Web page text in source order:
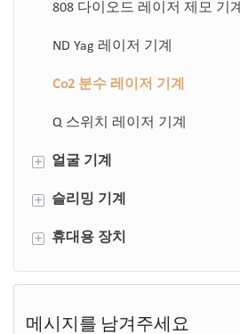
808 다이오드 레이저 제모 기계
ND Yag 레이저 기계
Co2 분수 레이저 기계
Q 스위치 레이저 기계
+ 얼굴 기계
안면윤곽 기계
광자 치료 기계
미세박피술 기계
피부 분석기 기계
+ 슬리밍 기계
캐비테이션 기계
EMS 바디 조각 기계
프레소테라피 기계
+ 휴대용 장치
LED 페이셜 마스크
피부 세정기
메시지를 남겨주세요